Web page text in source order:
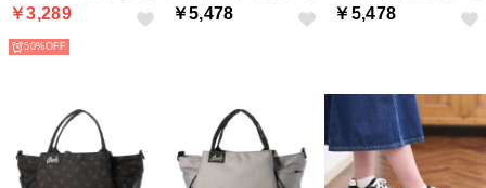
￥3,289
50%
￥5,478 ￥5,478